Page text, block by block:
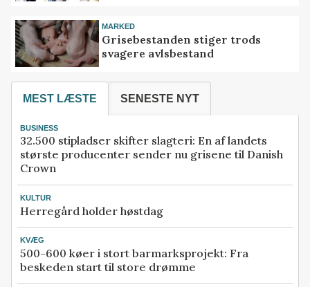
MARKED
Grisebestanden stiger trods
svagere avlsbestand
MEST LÆSTE SENESTE NYT
BUSINESS
32.500 stipladser skifter slagteri: En af landets
største producenter sender nu grisene til Danish
Crown
KULTUR
Herregård holder høstdag
KVÆG
500-600 køer i stort barmarksprojekt: Fra
beskeden start til store drømme